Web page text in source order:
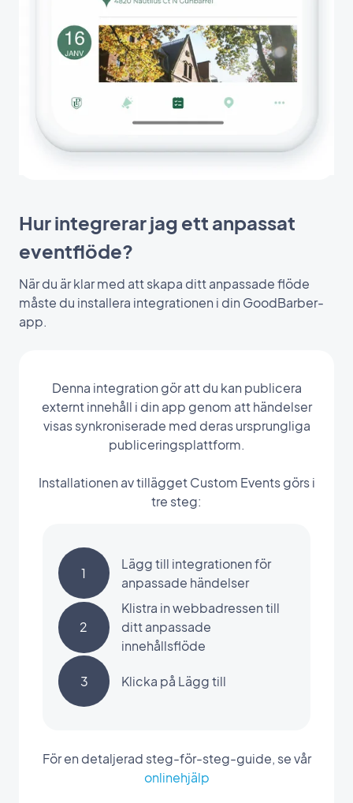
Hur integrerar jag ett anpassat
eventflöde?
När du är klar med att skapa ditt anpassade flöde
måste du installera integrationen i din GoodBarber-
app.
Denna integration gör att du kan publicera
externt innehåll i din app genom att händelser
visas synkroniserade med deras ursprungliga
publiceringsplattform.
Installationen av tillägget Custom Events görs i
tre steg:
1
Lägg till integrationen för
anpassade händelser
2
Klistra in webbadressen till
ditt anpassade
innehållsflöde
3 Klicka på Lägg till
För en detaljerad steg-för-steg-guide, se vår
onlinehjälp